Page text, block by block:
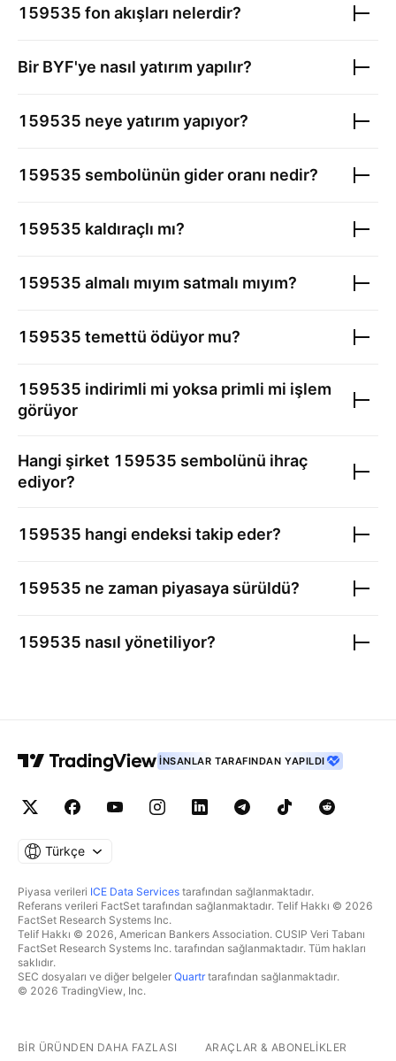
159535 fon akışları nelerdir?
Bir BYF'ye nasıl yatırım yapılır?
159535 neye yatırım yapıyor?
159535 sembolünün gider oranı nedir?
159535 kaldıraçlı mı?
159535 almalı mıyım satmalı mıyım?
159535 temettü ödüyor mu?
159535 indirimli mi yoksa primli mi işlem
görüyor
Hangi şirket 159535 sembolünü ihraç
ediyor?
159535 hangi endeksi takip eder?
159535 ne zaman piyasaya sürüldü?
159535 nasıl yönetiliyor?
İNSANLAR TARAFINDAN YAPILDI
Türkçe
Piyasa verileri ICE Data Services tarafından sağlanmaktadır.
Referans verileri FactSet tarafından sağlanmaktadır. Telif Hakkı © 2026
FactSet Research Systems Inc.
Telif Hakkı © 2026, American Bankers Association. CUSIP Veri Tabanı
FactSet Research Systems Inc. tarafından sağlanmaktadır. Tüm hakları
saklıdır.
SEC dosyaları ve diğer belgeler Quartrtarafından sağlanmaktadır.
© 2026 TradingView, Inc.
BIR ÜRÜNDEN DAHA FAZLASI ARAÇLAR & ABONELIKLER